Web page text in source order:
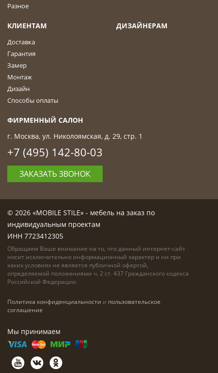
Разное
КЛИЕНТАМ
Доставка
Гарантия
Замер
Монтаж
Дизайн
Способы оплаты
ДИЗАЙНЕРАМ
ФИРМЕННЫЙ САЛОН
г. Москва, ул. Николоямская, д. 29, стр. 1
+7 (495) 142-80-03
ЗАКАЗАТЬ ЗВОНОК
© 2026 «MOBILE STILE» - мебель на заказ по
индивидуальным проектам
ИНН 7723412305
Обращаем Ваше внимание на то, что данный интернет-сайт
носит исключительно информационный характер и ни при
каких условиях не является публичной офертой,
определяемой положениями ч. 2 ст. 437 Гражданского кодекса
Российской Федерации.
Политика конфиденциальности и пользовательское
соглашение
Мы принимаем